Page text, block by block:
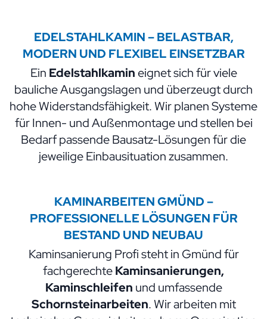
EDELSTAHLKAMIN – BELASTBAR,
MODERN UND FLEXIBEL EINSETZBAR
Ein Edelstahlkamineignet sich für viele
bauliche Ausgangslagen und überzeugt durch
hohe Widerstandsfähigkeit. Wir planen Systeme
für Innen- und Außenmontage und stellen bei
Bedarf passende Bausatz-Lösungen für die
jeweilige Einbausituation zusammen.
KAMINARBEITEN GMÜND –
PROFESSIONELLE LÖSUNGEN FÜR
BESTAND UND NEUBAU
Kaminsanierung Profi steht in Gmünd für
fachgerechteKaminsanierungen,
Kaminschleifen und umfassende
Schornsteinarbeiten. Wir arbeiten mit